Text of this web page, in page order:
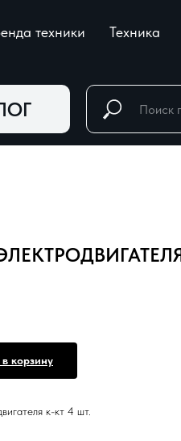
техники Техника
корзину
к-кт 4 шт.